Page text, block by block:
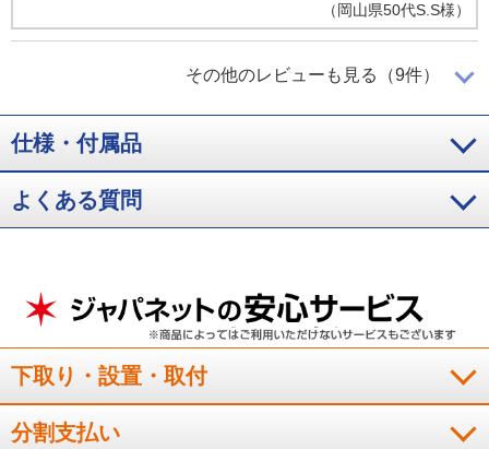
（ 岡山県50代S.S様）
音、能力ともに問題なし
これまで１５年使用していたエアコンがフィルター掃除しても
カビ臭が酷くなり来年度から価格上昇することも聞き購入を決
めました。音、能力ともに問題ありません。これから迎える酷
いろいろな機能がついていて安心
いろいろな機能がついていて、安心できる。掃除やクリーン機
その他のレビューも見る（9件）
仕様・付属品
よくある質問
下取り・設置・取付
分割支払い